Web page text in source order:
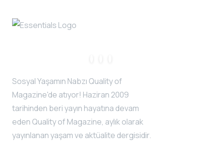
Sosyal Yaşamın Nabzı Quality of
Magazine'de atıyor! Haziran 2009
tarihinden beri yayın hayatına devam
eden Quality of Magazine, aylık olarak
yayınlanan yaşam ve aktüalite dergisidir.